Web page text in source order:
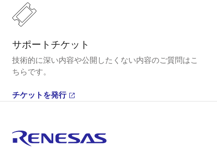
サポートチケット
技術的に深い内容や公開したくない内容のご質問はこ
ちらです。
チケットを発行